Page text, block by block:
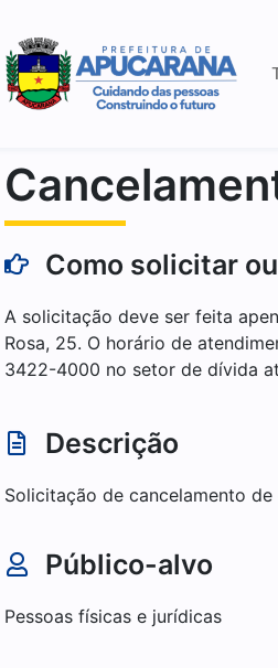
Como solicitar
A solicitação deve ser feita
Rosa, 25. O horário de
3422-4000 no setor de dívida
Descrição
Solicitação de cancelamento
Público-alvo
Pessoas físicas e jurídicas